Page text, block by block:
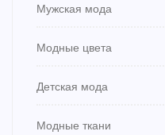
Мужская мода
Модные цвета
Детская мода
Модные ткани